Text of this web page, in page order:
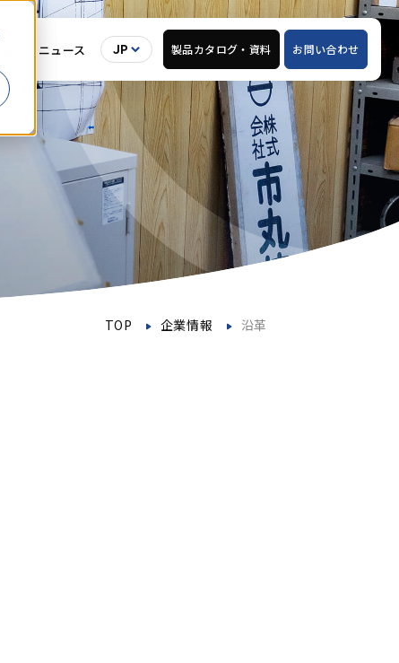
ニュース JP 製品カタログ・ 資料 お問い合わせ
TOP 企業情報 沿革